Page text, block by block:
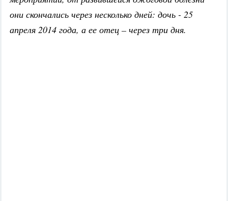
они скончались через несколько дней: дочь - 25
апреля 2014 года, а ее отец – через три дня.